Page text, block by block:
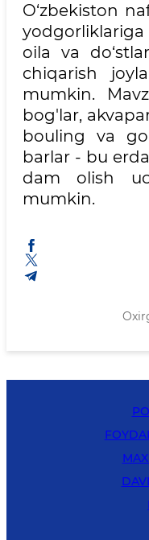
O‘zbekiston
oila va
chiqarish
mumkin.
bog'lar,
bouling va
barlar - bu
dam olish
mumkin.